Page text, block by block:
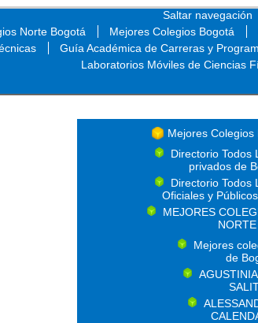
Saltar navegación
Norte Bogotá Mejores Colegios Bogotá
Guía Académica de Carreras y
Laboratorios Móviles de Ciencias
Mejores Colegios
Directorio Todos
privados de
Directorio Todos
Oficiales y
MEJORES
NORTE
Mejores
de